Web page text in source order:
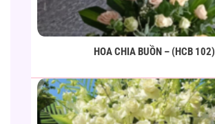
HOA CHIA BUỒN – (HCB 102)